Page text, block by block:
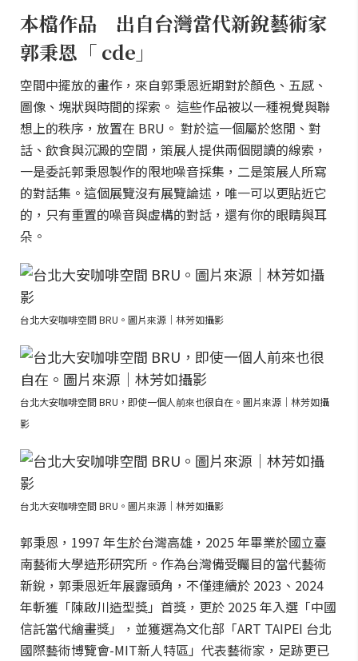
本檔作品 出自台灣當代新銳藝術家
郭秉恩「 cde」
空間中擺放的畫作，來自郭秉恩近期對於顏色、五感、
圖像、塊狀與時間的探索。 這些作品被以一種視覺與聯
想上的秩序，放置在 BRU。 對於這一個屬於悠閒、對
話、飲食與沉澱的空間，策展人提供兩個閱讀的線索，
一是委託郭秉恩製作的限地噪音採集，二是策展人所寫
的對話集。這個展覽沒有展覽論述，唯一可以更貼近它
的，只有重置的噪音與虛構的對話，還有你的眼睛與耳
朵。
台北大安咖啡空間 BRU。圖片來源｜林芳如攝影
台北大安咖啡空間 BRU，即使一個人前來也很自在。圖片來源｜林芳如攝
影
台北大安咖啡空間 BRU。圖片來源｜林芳如攝影
郭秉恩，1997 年生於台灣高雄，2025 年畢業於國立臺
南藝術大學造形研究所。作為台灣備受矚目的當代藝術
新銳，郭秉恩近年展露頭角，不僅連續於 2023、2024
年斬獲「陳啟川造型獎」首獎，更於 2025 年入選「中國
信託當代繪畫獎」，並獲選為文化部「ART TAIPEI 台北
國際藝術博覽會-MIT新人特區」代表藝術家，足跡更已